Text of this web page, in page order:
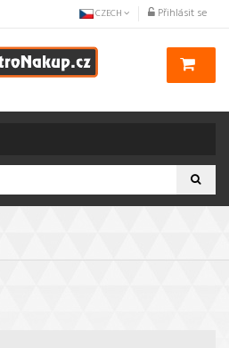
Přihlásit se
CZECH